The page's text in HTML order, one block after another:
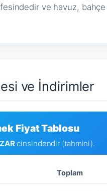
ve havuz,
ve İndirimler
Fiyat Tablosu
ZARcinsindendir (tahmini).
Toplam